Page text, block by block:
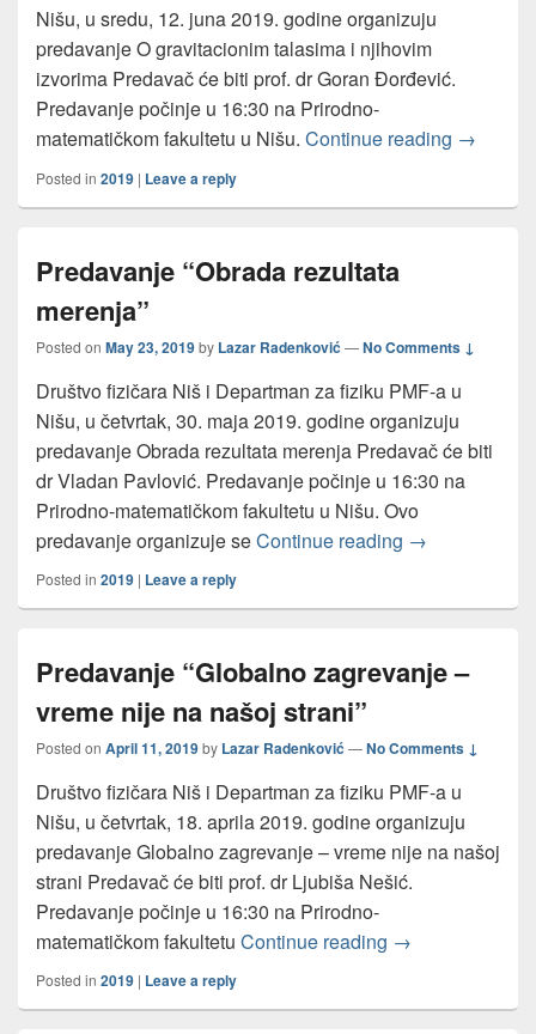
Nišu, u sredu, 12. juna 2019. godine organizuju
predavanje O gravitacionim talasima i njihovim
izvorima Predavač će biti prof. dr Goran Đorđević.
Predavanje počinje u 16:30 na Prirodno-
matematičkom fakultetu u Nišu. Continue reading →
Posted in 2019 | Leave a reply
Predavanje “Obrada rezultata
merenja”
Posted on May 23, 2019by Lazar Radenković —No Comments ↓
Društvo fizičara Niš i Departman za fiziku PMF-a u
Nišu, u četvrtak, 30. maja 2019. godine organizuju
predavanje Obrada rezultata merenja Predavač će biti
dr Vladan Pavlović. Predavanje počinje u 16:30 na
Prirodno-matematičkom fakultetu u Nišu. Ovo
predavanje organizuje seContinue reading Predavanje
→
Posted in 2019 | Leave a reply
Predavanje “Globalno zagrevanje –
vreme nije na našoj strani”
Posted on April 11, 2019by Lazar Radenković —No Comments ↓
Društvo fizičara Niš i Departman za fiziku PMF-a u
Nišu, u četvrtak, 18. aprila 2019. godine organizuju
predavanje Globalno zagrevanje – vreme nije na našoj
strani Predavač će biti prof. dr Ljubiša Nešić.
Predavanje počinje u 16:30 na Prirodno-
matematičkom fakultetu Continue reading Predavanje
→
Posted in 2019 | Leave a reply